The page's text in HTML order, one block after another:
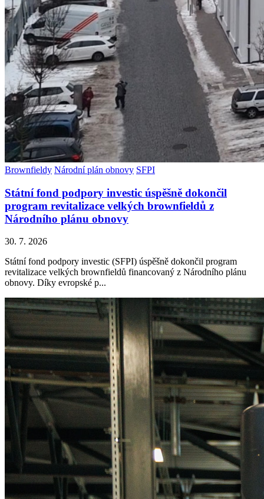
Brownfieldy Národní plán obnovy SFPI
Státní fond podpory investic úspěšně dokončil
program revitalizace velkých brownfieldů z
Národního plánu obnovy
30. 7. 2026
Státní fond podpory investic (SFPI) úspěšně dokončil program
revitalizace velkých brownfieldů financovaný z Národního plánu
obnovy. Díky evropské p...